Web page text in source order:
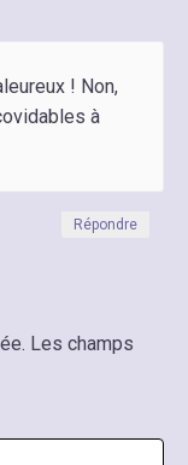
! Non,
à
Répondre
Les champs